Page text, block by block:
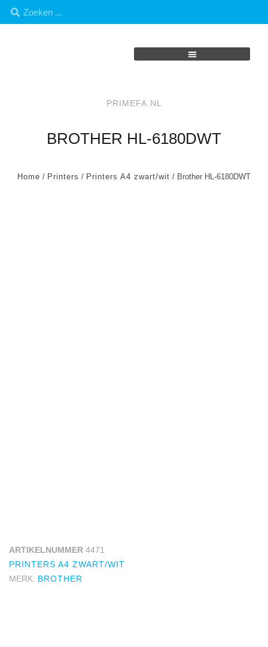
PRIMEFA.NL
BROTHER HL-6180DWT
Home / Printers / Printers A4 zwart/wit / Brother HL-6180DWT
ARTIKELNUMMER 4471
PRINTERS A4 ZWART/WIT
MERK: BROTHER